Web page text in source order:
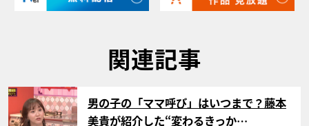
関連記事
サムネイル
男の子の「ママ呼び」はいつまで？藤本
美貴が紹介した“変わるきっか…